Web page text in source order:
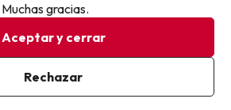
© Buscounchollo.com 2010 -
Muchas gracias.
Aceptar y cerrar
Rechazar